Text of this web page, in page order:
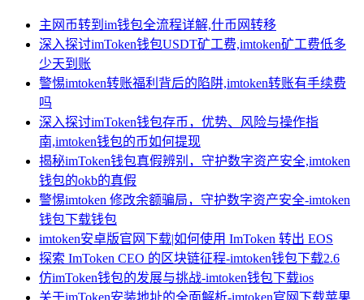
主网币转到im钱包全流程详解,什币网转移
深入探讨imToken钱包USDT矿工费,imtoken矿工费低多
少天到账
警惕imtoken转账福利背后的陷阱,imtoken转账有手续费
吗
深入探讨imToken钱包存币，优势、风险与操作指
南,imtoken钱包的币如何提现
揭秘imToken钱包真假辨别，守护数字资产安全,imtoken
钱包的okb的真假
警惕imtoken 修改余额骗局，守护数字资产安全-imtoken
钱包下载钱包
imtoken安卓版官网下载|如何使用 ImToken 转出 EOS
探索 ImToken CEO 的区块链征程-imtoken钱包下载2.6
仿imToken钱包的发展与挑战-imtoken钱包下载ios
关于imToken安装地址的全面解析-imtoken官网下载苹果